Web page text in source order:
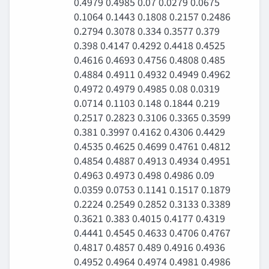
0.1064 0.1443 0.1808 0.2157 0.2486
0.2794 0.3078 0.334 0.3577 0.379
0.398 0.4147 0.4292 0.4418 0.4525
0.4616 0.4693 0.4756 0.4808 0.485
0.4884 0.4911 0.4932 0.4949 0.4962
0.4972 0.4979 0.4985 0.08 0.0319
0.0714 0.1103 0.148 0.1844 0.219
0.2517 0.2823 0.3106 0.3365 0.3599
0.381 0.3997 0.4162 0.4306 0.4429
0.4535 0.4625 0.4699 0.4761 0.4812
0.4854 0.4887 0.4913 0.4934 0.4951
0.4963 0.4973 0.498 0.4986 0.09
0.0359 0.0753 0.1141 0.1517 0.1879
0.2224 0.2549 0.2852 0.3133 0.3389
0.3621 0.383 0.4015 0.4177 0.4319
0.4441 0.4545 0.4633 0.4706 0.4767
0.4817 0.4857 0.489 0.4916 0.4936
0.4952 0.4964 0.4974 0.4981 0.4986